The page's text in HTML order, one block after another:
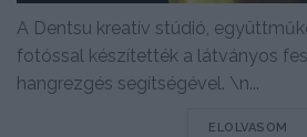
A Dentsu kreatív stúdió,
fotóssal készítették a látványos
hangrezgés segítségével. \n...
ELOLVASOM